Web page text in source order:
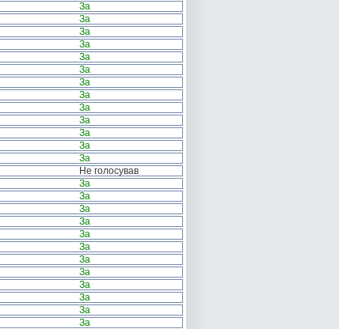
За
За
За
За
За
За
За
За
За
За
За
За
За
Не голосував
За
За
За
За
За
За
За
За
За
За
За
За